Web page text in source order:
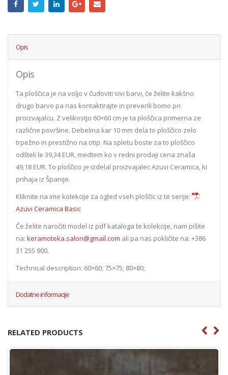
Opis
Opis
Ta ploščica je na voljo v čudoviti sivi barvi, če želite kakšno
drugo barvo pa nas kontaktirajte in preverili bomo pri
proizvajalcu. Z velikostjo 60×60 cm je ta ploščica primerna ze
različne površine. Debelina kar 10 mm dela to ploščico zelo
trpežno in prestižno na otip. Na spletu boste za to ploščico
odšteli le 39,34 EUR, medtem ko v redni prodaji cena znaša
49,18 EUR. To ploščico je izdelal proizvajalec Azuvi Ceramica, ki
prihaja iz Španije.
Kliknite na ime kolekcije za ogled vseh ploščic iz te serije:
Azuvi Ceramica Basic
Če želite naročiti model iz pdf kataloga te kolekcije, nam pišite
na: keramoteka.salon@gmail.com ali pa nas pokličite na: +386
31 255 900.
Technical description: 60×60; 75×75; 80×80;
Dodatne informacije
RELATED PRODUCTS